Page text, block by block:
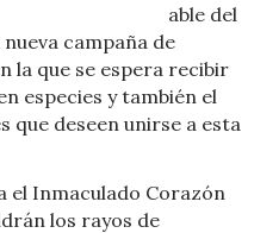
able del
campaña de
la que se espera recibir
especies y también el
que deseen unirse a esta
el Inmaculado Corazón
los rayos de